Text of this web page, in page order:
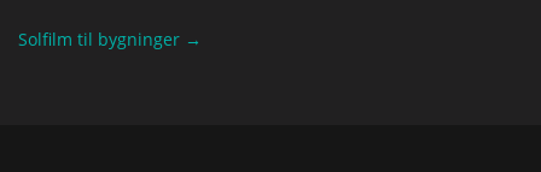
Solfilm til bygninger →